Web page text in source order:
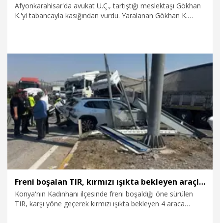
Afyonkarahisar'da avukat U.Ç., tartıştığı meslektaşı Gökhan
K.'yi tabancayla kasığından vurdu. Yaralanan Gökhan K.
6.08.2026 Gündem
Freni boşalan TIR, kırmızı ışıkta bekleyen araçlara çarptı: 1 ölü, 9 yaralı
Konya'nın Kadınhanı ilçesinde freni boşaldığı öne sürülen
TIR, karşı yöne geçerek kırmızı ışıkta bekleyen 4 araca